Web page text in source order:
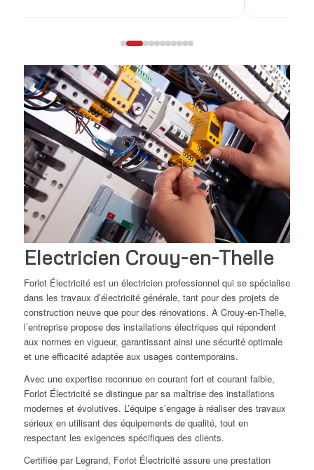
Electricien Crouy-en-Thelle
Forlot Électricité est un électricien professionnel qui se spécialise
dans les travaux d’électricité générale, tant pour des projets de
construction neuve que pour des rénovations. À Crouy-en-Thelle,
l’entreprise propose des installations électriques qui répondent
aux normes en vigueur, garantissant ainsi une sécurité optimale
et une efficacité adaptée aux usages contemporains.
Avec une expertise reconnue en courant fort et courant faible,
Forlot Électricité se distingue par sa maîtrise des installations
modernes et évolutives. L’équipe s’engage à réaliser des travaux
sérieux en utilisant des équipements de qualité, tout en
respectant les exigences spécifiques des clients.
Certifiée par Legrand, Forlot Électricité assure une prestation